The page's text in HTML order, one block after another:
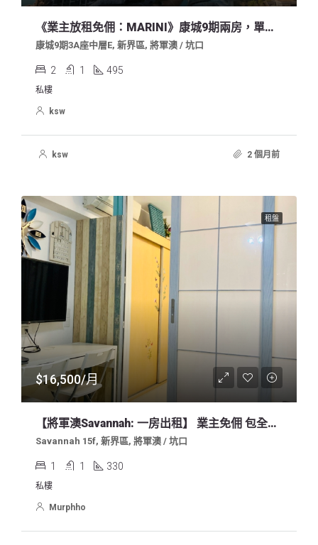
《業主放租免佣：MARINI》康城9期兩房，單邊有露台，中層內園，明廁有窗，不能養寵物，求好租客
康城9期3A座中層E, 新界區, 將軍澳 / 坑口
2 1 495
私樓
ksw
ksw 2 個月前
租盤
$16,500/月
【將軍澳Savannah: 一房出租】 業主免佣 包全屋傢俬！2026七至八月起租！
Savannah 15f, 新界區, 將軍澳 / 坑口
1 1 330
私樓
Murphho